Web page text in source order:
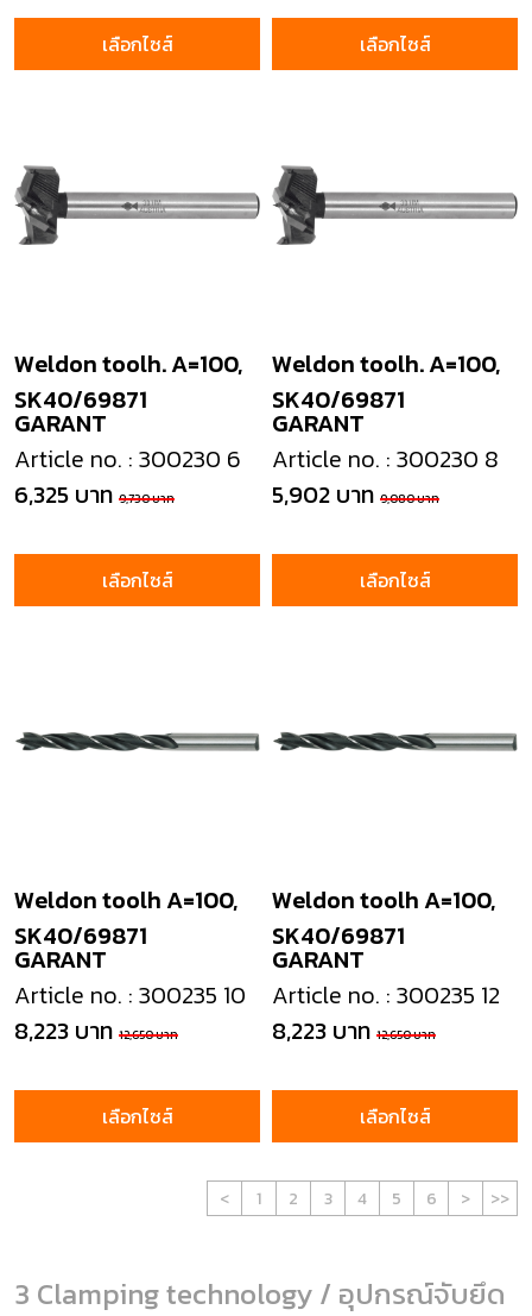
เลือกไซส์ เลือกไซส์
GARANT
Weldon toolh. A=100,
SK40/69871
Article no. : 300230 6
6,325 บาท 9,730 บาท
เลือกไซส์
GARANT
Weldon toolh. A=100,
SK40/69871
Article no. : 300230 8
5,902 บาท 9,080 บาท
เลือกไซส์
GARANT
Weldon toolh A=100,
SK40/69871
Article no. : 300235 10
8,223 บาท 12,650 บาท
เลือกไซส์
GARANT
Weldon toolh A=100,
SK40/69871
Article no. : 300235 12
8,223 บาท 12,650 บาท
เลือกไซส์
< 1 2 3 4 5 6 > >>
3 Clamping technology / อุปกรณ์จับยึด